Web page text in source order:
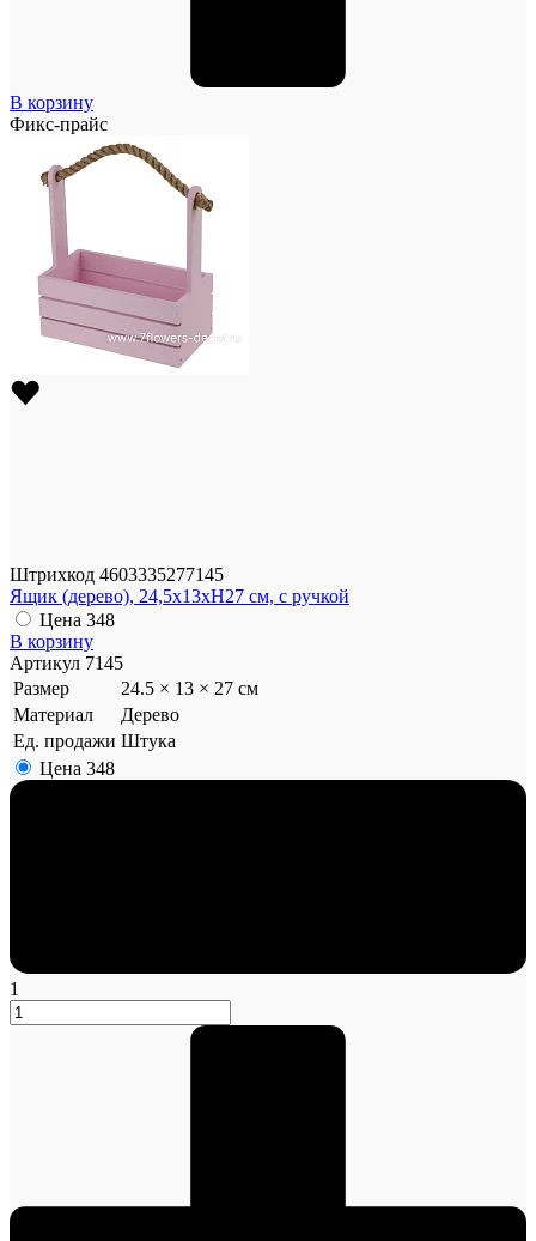
В корзину
Фикс-прайс
Штрихкод 4603335277145
Ящик (дерево), 24,5x13xH27 см, с ручкой
Цена 348
В корзину
Артикул 7145
Размер
24.5 × 13 × 27 см
Материал
Дерево
Ед. продажи Штука
Цена 348
1